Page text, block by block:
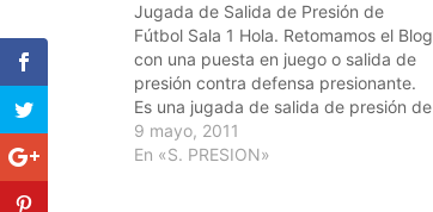
Jugada de Salida de Presión de
Fútbol Sala 1 Hola. Retomamos el Blog
con una puesta en juego o salida de
presión contra defensa presionante.
Es una jugada de salida de presión de
fútbol sala muy clásica y seguro que
muchos la realizáis pero siempre
9 mayo, 2011
En «S. PRESION»